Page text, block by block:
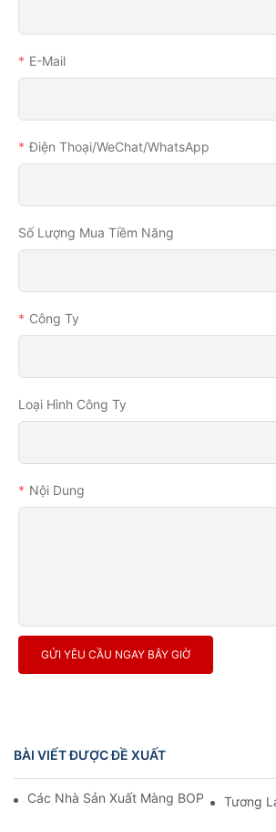
E-Mail
Điện Thoại/WeChat/WhatsApp
Số Lượng Mua Tiềm Năng
Công Ty
Loại Hình Công Ty
Nội Dung
GỬI YÊU CẦU NGAY BÂY GIỜ
BÀI VIẾT ĐƯỢC ĐỀ XUẤT
Các Nhà Sản Xuất Màng BOPP: Xương
Tương